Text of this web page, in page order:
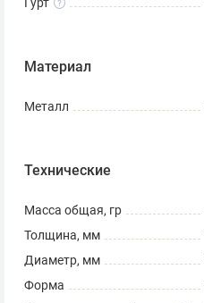
Материал
Металл
Технические
Масса общая, гр
Толщина, мм
Диаметр, мм
Форма